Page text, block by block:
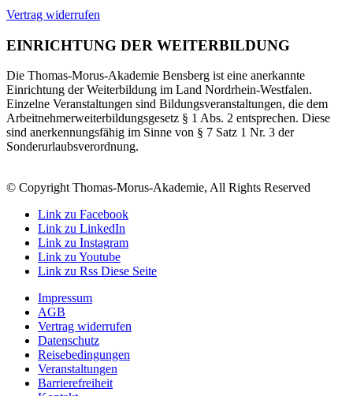
Vertrag widerrufen
EINRICHTUNG DER WEITERBILDUNG
Die Thomas-Morus-Akademie Bensberg ist eine anerkannte
Einrichtung der Weiterbildung im Land Nordrhein-Westfalen.
Einzelne Veranstaltungen sind Bildungsveranstaltungen, die dem
Arbeitnehmerweiterbildungsgesetz § 1 Abs. 2 entsprechen. Diese
sind anerkennungsfähig im Sinne von § 7 Satz 1 Nr. 3 der
Sonderurlaubsverordnung.
© Copyright Thomas-Morus-Akademie, All Rights Reserved
Link zu Facebook
Link zu LinkedIn
Link zu Instagram
Link zu Youtube
Link zu Rss Diese Seite
Impressum
AGB
Vertrag widerrufen
Datenschutz
Reisebedingungen
Veranstaltungen
Barrierefreiheit